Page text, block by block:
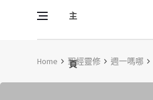
主
頁
Vine Media
葡萄樹傳媒
Home 聖經靈修 週一嗎哪